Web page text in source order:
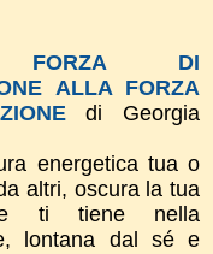
FORZA DI
ALLA FORZA
di Georgia
energetica tua o
altri, oscura la tua
e ti tiene nella
lontana dal sé e